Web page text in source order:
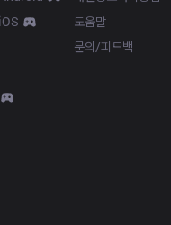
도움말
문의/피드백